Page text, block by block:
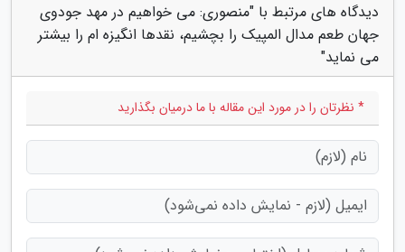
دیدگاه های مرتبط با "منصوری: می خواهیم در مهد جودوی
جهان طعم مدال المپیک را بچشیم، نقدها انگیزه ام را بیشتر
می نماید"
* نظرتان را در مورد این مقاله با ما درمیان بگذارید